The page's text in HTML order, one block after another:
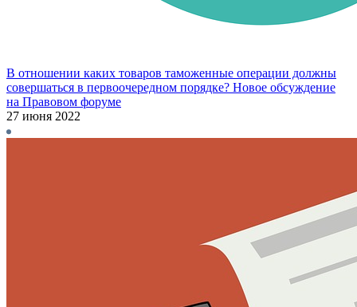
В отношении каких товаров таможенные операции должны
совершаться в первоочередном порядке? Новое обсуждение
на Правовом форуме
27 июня 2022